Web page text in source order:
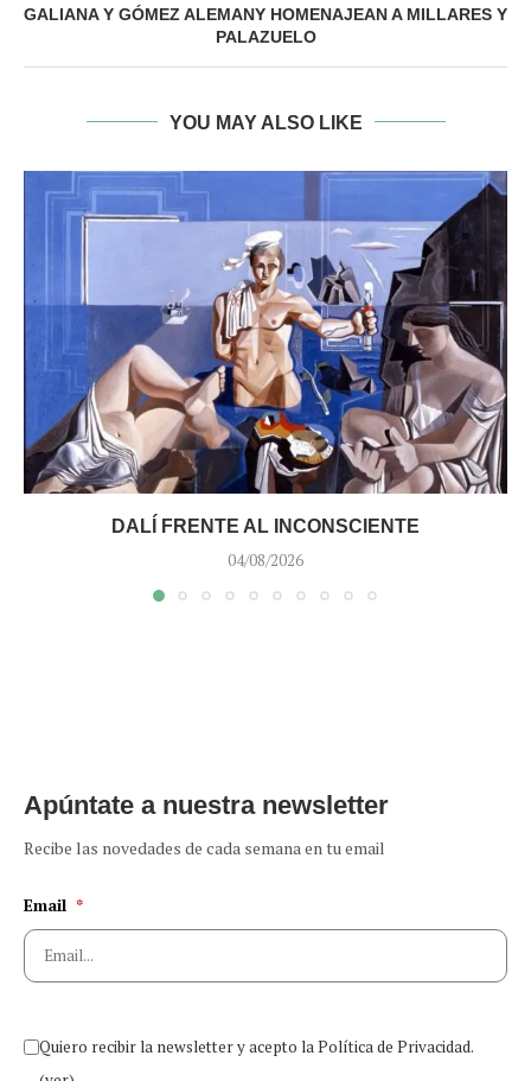
GALIANA Y GÓMEZ ALEMANY HOMENAJEAN A MILLARES Y
PALAZUELO
YOU MAY ALSO LIKE
DALÍ FRENTE AL INCONSCIENTE
04/08/2026
Apúntate a nuestra newsletter
Recibe las novedades de cada semana en tu email
Email *
Quiero recibir la newsletter y acepto la Política de Privacidad.